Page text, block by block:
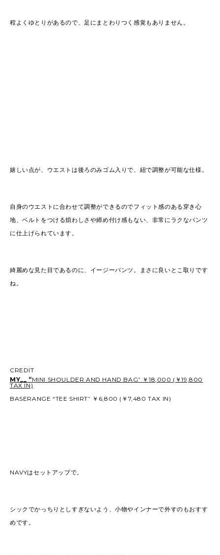
程よくゆとりがあるので、足にまとわりつく感覚もありません。
嬉しい点が、ウエストは後ろのみゴム入りで、紐で調整が可能な仕様。
自身のウエストに合わせて調整ができるのでフィット感のある穿き心
地、ベルトをつける煩わしさや締め付け感もない、非常にラクなパンツ
に仕上げられています。
綺麗めな見た目であるのに、イージーパンツ。まさに良いとこ取りです
ね。
CREDIT
MY__ “MINI SHOULDER AND HAND BAG” ￥18,000 (￥19,800
TAX IN)
BASERANGE “TEE SHIRT” ￥6,800 (￥7,480 TAX IN)
NAVYはセットアップで。
シックでかっちりとしすぎないよう、小物やインナーで外すのもおすす
めです。